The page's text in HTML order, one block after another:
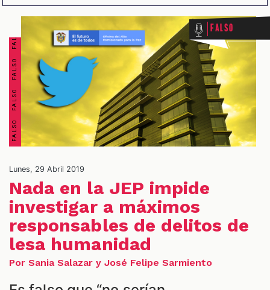
Falso
Lunes, 29 Abril 2019
Nada en la JEP impide
investigar a máximos
responsables de delitos de
lesa humanidad
Por Sania Salazar y José Felipe Sarmiento